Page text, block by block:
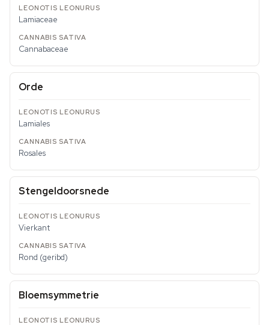
Lamiaceae
Cannabaceae
Orde
Lamiales
Rosales
Stengeldoorsnede
Vierkant
Rond (geribd)
Bloemsymmetrie